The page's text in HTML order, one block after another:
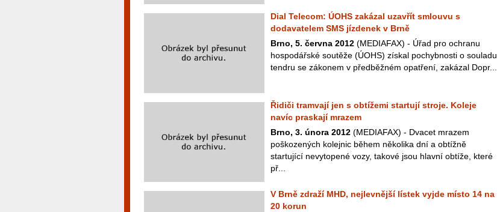
Dial Telecom: ÚOHS zakázal uzavřít smlouvu s
dodavatelem SMS jízdenek v Brně
Brno, 5. června 2012 (MEDIAFAX) - Úřad pro ochranu
hospodářské soutěže (ÚOHS) získal pochybnosti o souladu
tendru se zákonem v předběžném opatření, zakázal Dopr...
Řidiči tramvají jen s obtížemi startují stroje. Koleje
navíc praskají mrazem
Brno, 3. února 2012 (MEDIAFAX) - Dvacet mrazem
poškozených kolejnic během několika dní a obtížně
startující nevytopené vozy, takové jsou hlavní obtíže, které
př...
V Brně zdraží MHD, nejlevnější lístek vyjde místo 14 na
20 korun